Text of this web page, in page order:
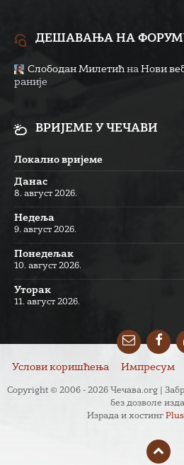
ДЕШАВАЊА НА
Слободан Милетић на Нови веб
раније
ВРИЈЕМЕ У ЧЕЧАВИ
Локално вријеме
Данас
8. август 2026.
Недеља
9. август 2026.
Понедељак
10. август 2026.
Уторак
11. август 2026.
Email
Услови коришћења Импресум
Copyright © 2006 - 2026 Чечава.org |
без дозволе
Израда и хостинг